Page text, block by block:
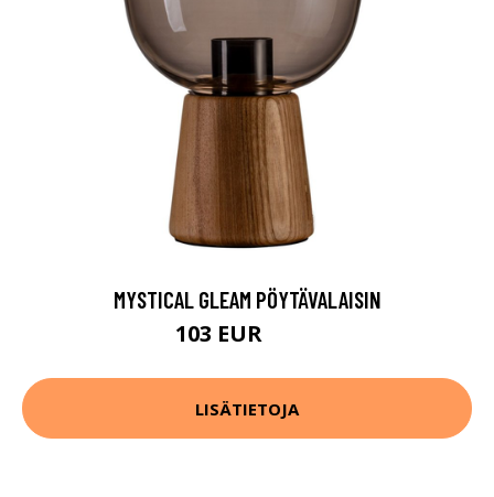
MYSTICAL GLEAM PÖYTÄVALAISIN
103 EUR
LISÄTIETOJA